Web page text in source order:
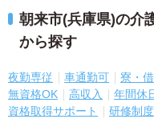
朝来市(兵庫県)の介
から探す
夜勤専従 車通勤可 寮・
無資格OK
高収入 年間休
資格取得サポート
研修制